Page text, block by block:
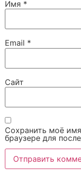
Имя *
Email *
Сайт
Сохранить моё
браузере для